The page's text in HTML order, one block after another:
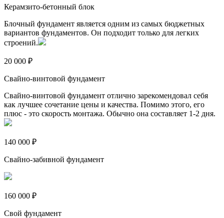
Керамзито-бетонный блок
Блочный фундамент является одним из самых бюджетных
вариантов фундаментов. Он подходит только для легких
строений.
20 000 ₽
Свайно-винтовой фундамент
Свайно-винтовой фундамент отлично зарекомендовал себя
как лучшее сочетание цены и качества. Помимо этого, его
плюс - это скорость монтажа. Обычно она составляет 1-2 дня.
140 000 ₽
Свайно-забивной фундамент
160 000 ₽
Свой фундамент